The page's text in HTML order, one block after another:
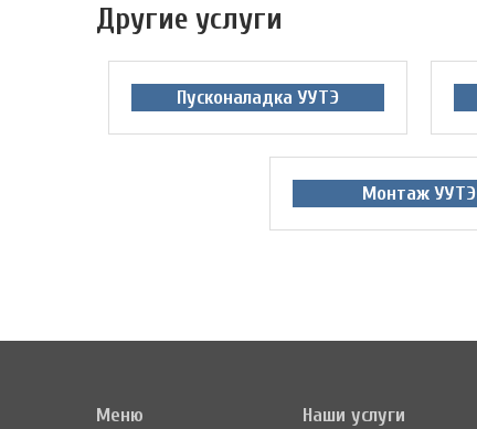
Другие услуги
Пусконаладка УУТЭ
Монтаж УУТЭ
Меню
Наши услуги